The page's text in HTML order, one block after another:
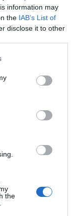
information may
the IAB’s List of
disclose it to other
or more Google
You may click to
party tags to
in below Google
the
na drugoj nozi
na tloponavljate ovu
namještajadrugi
prema
i raširite